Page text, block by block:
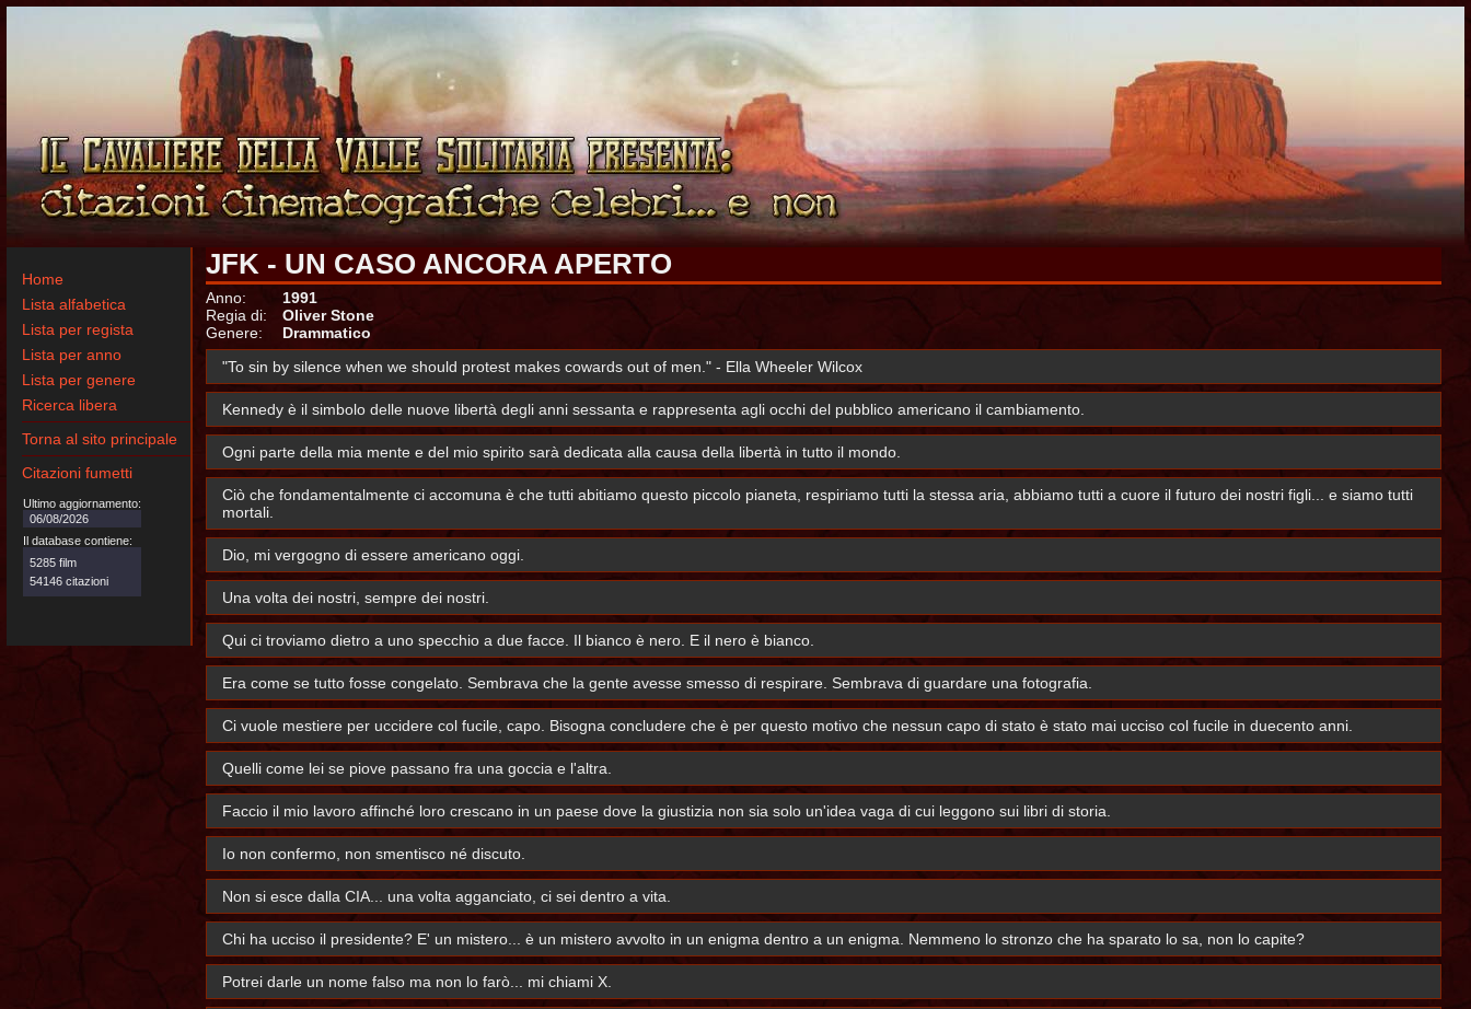
Home
Lista alfabetica
Lista per regista
Lista per anno
Lista per genere
Ricerca libera
Torna al sito principale
Citazioni fumetti
Ultimo aggiornamento:
06/08/2026
Il database contiene:
5285 film
54146 citazioni
JFK - UN CASO ANCORA APERTO
Anno:
1991
Regia di:
Oliver Stone
Genere:
Drammatico
"To sin by silence when we should protest makes cowards out of men." - Ella Wheeler Wilcox
Kennedy è il simbolo delle nuove libertà degli anni sessanta e rappresenta agli occhi del pubblico americano il cambiamento.
Ogni parte della mia mente e del mio spirito sarà dedicata alla causa della libertà in tutto il mondo.
Ciò che fondamentalmente ci accomuna è che tutti abitiamo questo piccolo pianeta, respiriamo tutti la stessa aria, abbiamo tutti a cuore il futuro dei nostri figli... e siamo tutti
mortali.
Dio, mi vergogno di essere americano oggi.
Una volta dei nostri, sempre dei nostri.
Qui ci troviamo dietro a uno specchio a due facce. Il bianco è nero. E il nero è bianco.
Era come se tutto fosse congelato. Sembrava che la gente avesse smesso di respirare. Sembrava di guardare una fotografia.
Ci vuole mestiere per uccidere col fucile, capo. Bisogna concludere che è per questo motivo che nessun capo di stato è stato mai ucciso col fucile in duecento anni.
Quelli come lei se piove passano fra una goccia e l'altra.
Faccio il mio lavoro affinché loro crescano in un paese dove la giustizia non sia solo un'idea vaga di cui leggono sui libri di storia.
Io non confermo, non smentisco né discuto.
Non si esce dalla CIA... una volta agganciato, ci sei dentro a vita.
Chi ha ucciso il presidente? E' un mistero... è un mistero avvolto in un enigma dentro a un enigma. Nemmeno lo stronzo che ha sparato lo sa, non lo capite?
Potrei darle un nome falso ma non lo farò... mi chiami X.